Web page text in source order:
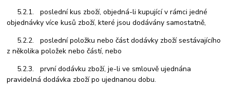
5.2.1. poslední kus zboží, objedná-li kupující v rámci jedné
objednávky více kusů zboží, které jsou dodávány samostatně,
5.2.2. poslední položku nebo část dodávky zboží sestávajícího
z několika položek nebo částí, nebo
5.2.3. první dodávku zboží, je-li ve smlouvě ujednána
pravidelná dodávka zboží po ujednanou dobu.